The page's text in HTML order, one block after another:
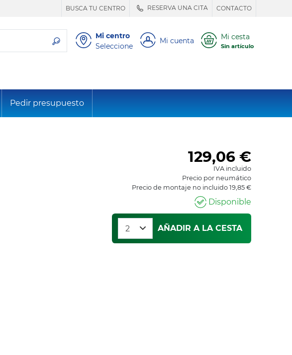
BUSCA TU CENTRO RESERVA UNA CITA CONTACTO
Mi centro
Seleccione
Mi cuenta Mi cesta
Sin artículo
Pedir presupuesto
129,06 €
IVA incluido
Precio por neumático
Precio de montaje no incluido 19,85 €
Disponible
AÑADIR A LA CESTA